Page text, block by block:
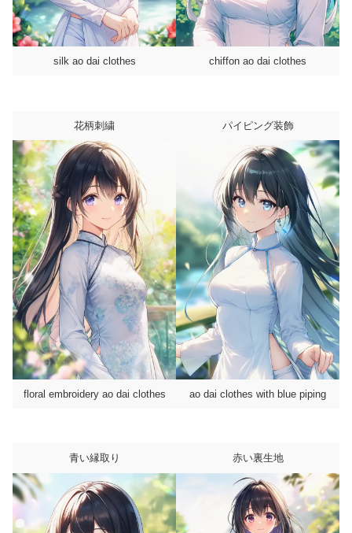
silk ao dai clothes chiffon ao dai clothes
花柄刺繍
floral embroidery ao dai clothes
パイピング装飾
ao dai clothes with blue piping
青い縁取り 赤い裏生地